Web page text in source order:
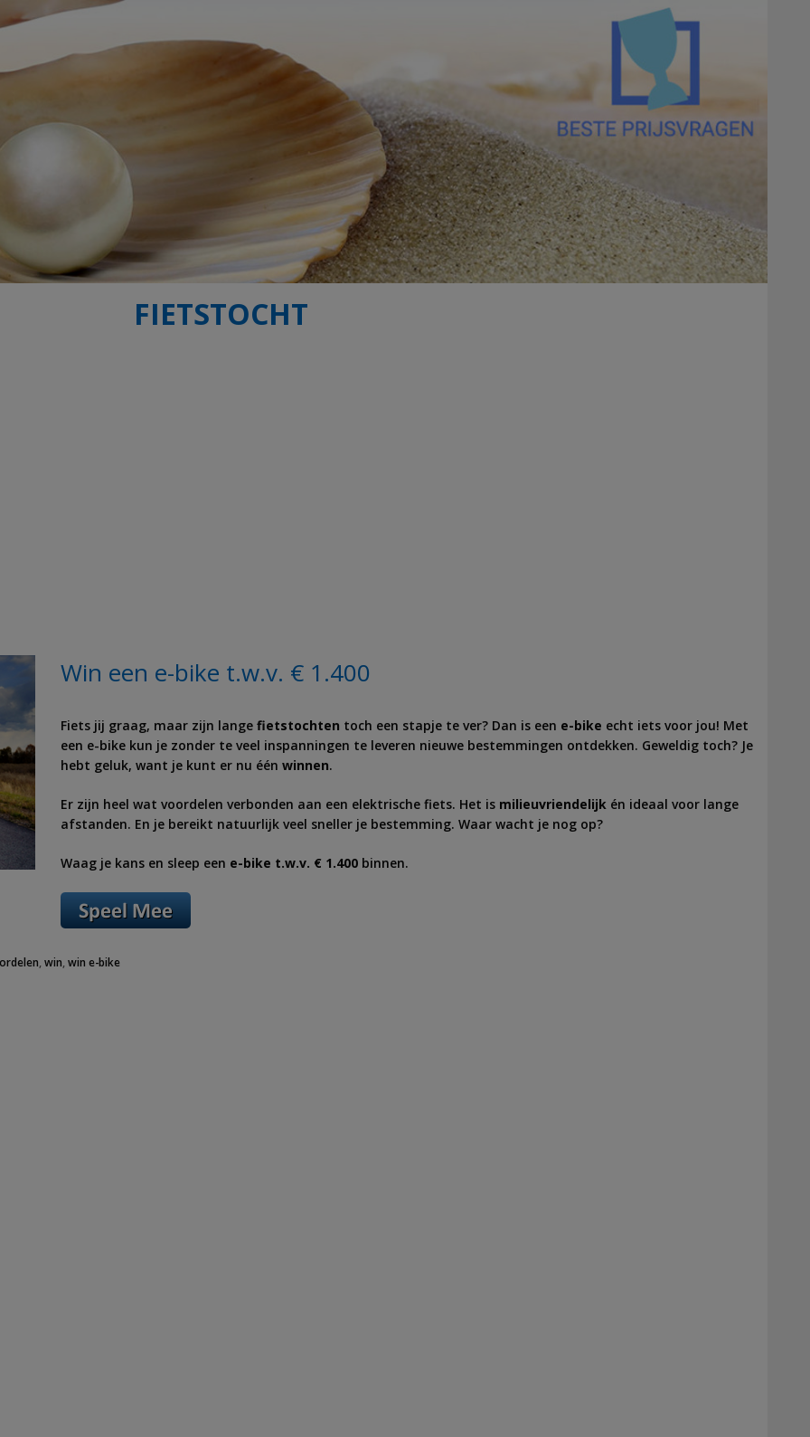
FIETSTOCHT
Win een e-bike t.w.v. € 1.400
Fiets jij graag, maar zijn lange fietstochten toch een stapje te ver? Dan is een e-bike echt iets voor jou! Met
een e-bike kun je zonder te veel inspanningen te leveren nieuwe bestemmingen ontdekken. Geweldig toch? Je
hebt geluk, want je kunt er nu één winnen.
Er zijn heel wat voordelen verbonden aan een elektrische fiets. Het is milieuvriendelijk én ideaal voor lange
afstanden. En je bereikt natuurlijk veel sneller je bestemming. Waar wacht je nog op?
Waag je kans en sleep een e-bike t.w.v. € 1.400 binnen.
,win,win e-bike